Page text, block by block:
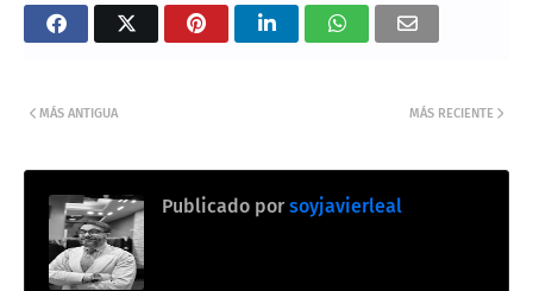
MÁS RECIENTE
MÁS ANTIGUA
Publicado por soyjavierleal